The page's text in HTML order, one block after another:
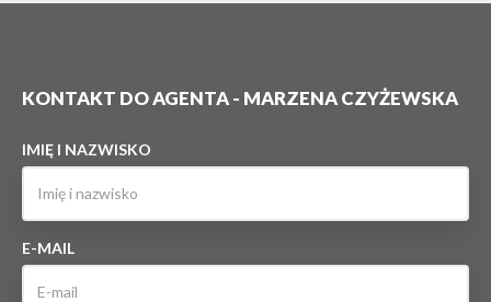
KONTAKT DO AGENTA - MARZENA CZYŻEWSKA
IMIĘ I NAZWISKO
E-MAIL